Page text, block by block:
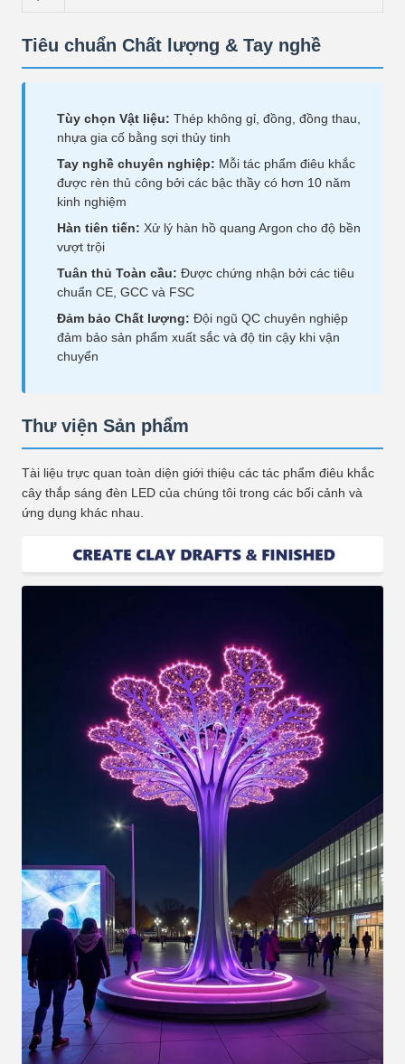
Tiêu chuẩn Chất lượng & Tay nghề
Tùy chọn Vật liệu: Thép không gỉ, đồng, đồng thau,
nhựa gia cố bằng sợi thủy tinh
Tay nghề chuyên nghiệp: Mỗi tác phẩm điêu khắc
được rèn thủ công bởi các bậc thầy có hơn 10 năm
kinh nghiệm
Hàn tiên tiến: Xử lý hàn hồ quang Argon cho độ bền
vượt trội
Tuân thủ Toàn cầu: Được chứng nhận bởi các tiêu
chuẩn CE, GCC và FSC
Đảm bảo Chất lượng: Đội ngũ QC chuyên nghiệp
đảm bảo sản phẩm xuất sắc và độ tin cậy khi vận
chuyển
Thư viện Sản phẩm
Tài liệu trực quan toàn diện giới thiệu các tác phẩm điêu khắc
cây thắp sáng đèn LED của chúng tôi trong các bối cảnh và
ứng dụng khác nhau.